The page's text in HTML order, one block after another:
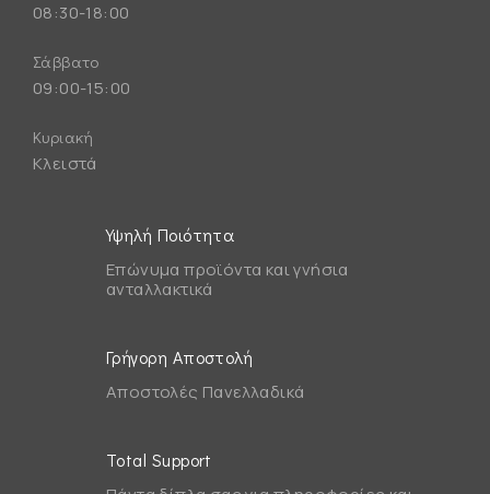
08:30-18:00
Σάββατο
09:00-15:00
Κυριακή
Κλειστά
Υψηλή Ποιότητα
Επώνυμα προϊόντα και γνήσια
ανταλλακτικά
Γρήγορη Αποστολή
Αποστολές Πανελλαδικά
Total Support